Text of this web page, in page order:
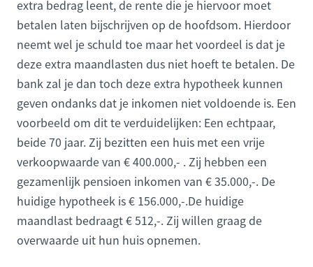
extra bedrag leent, de rente die je hiervoor moet
betalen laten bijschrijven op de hoofdsom. Hierdoor
neemt wel je schuld toe maar het voordeel is dat je
deze extra maandlasten dus niet hoeft te betalen. De
bank zal je dan toch deze extra hypotheek kunnen
geven ondanks dat je inkomen niet voldoende is. Een
voorbeeld om dit te verduidelijken: Een echtpaar,
beide 70 jaar. Zij bezitten een huis met een vrije
verkoopwaarde van € 400.000,- . Zij hebben een
gezamenlijk pensioen inkomen van € 35.000,-. De
huidige hypotheek is € 156.000,-.De huidige
maandlast bedraagt € 512,-. Zij willen graag de
overwaarde uit hun huis opnemen.